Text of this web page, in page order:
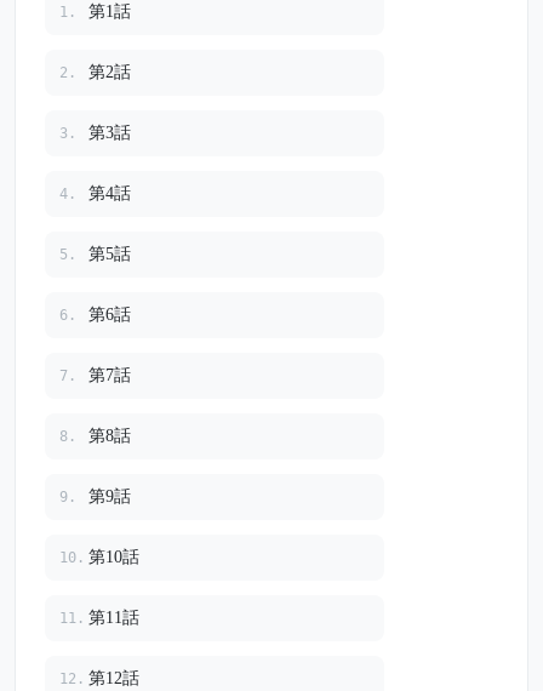
1. 第1話
2. 第2話
3. 第3話
4. 第4話
5. 第5話
6. 第6話
7. 第7話
8. 第8話
9. 第9話
10. 第10話
11. 第11話
12. 第12話